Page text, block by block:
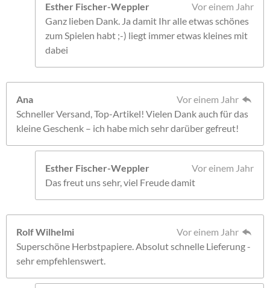
Esther Fischer-Weppler
Vor einem Jahr
Ganz lieben Dank. Ja damit Ihr alle etwas schönes
zum Spielen habt ;-) liegt immer etwas kleines mit
dabei
Ana
Vor einem Jahr
Schneller Versand, Top-Artikel! Vielen Dank auch für das
kleine Geschenk – ich habe mich sehr darüber gefreut!
Esther Fischer-Weppler
Vor einem Jahr
Das freut uns sehr, viel Freude damit
Rolf Wilhelmi
Vor einem Jahr
Superschöne Herbstpapiere. Absolut schnelle Lieferung -
sehr empfehlenswert.